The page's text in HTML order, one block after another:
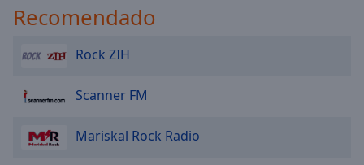
Font
Done
Modal
Dialog
Recomendado
Rock ZIH
Scanner FM
Mariskal Rock Radio